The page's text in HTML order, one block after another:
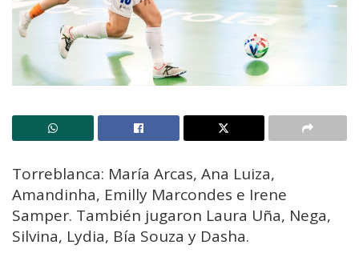
Torreblanca: María Arcas, Ana Luiza,
Amandinha, Emilly Marcondes e Irene
Samper. También jugaron Laura Uña, Nega,
Silvina, Lydia, Bía Souza y Dasha.